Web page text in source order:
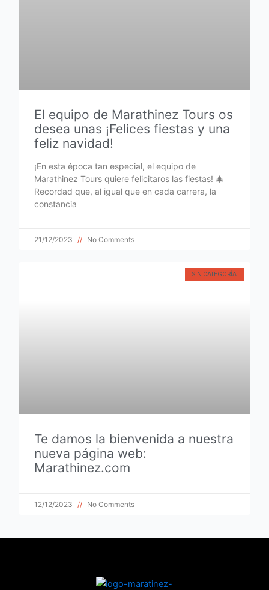
El equipo de Marathinez Tours os
desea unas ¡Felices fiestas y una
feliz navidad!
¡En esta época tan especial, el equipo de
Marathinez Tours quiere felicitaros las fiestas! 🎄
Recordad que, al igual que en cada carrera, la
constancia
21/12/2023 No Comments
SIN CATEGORÍA
Te damos la bienvenida a nuestra
nueva página web:
Marathinez.com
12/12/2023 No Comments